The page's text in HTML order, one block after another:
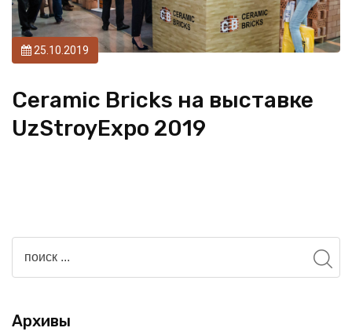
25.10.2019
Ceramic Bricks на выставке
UzStroyExpo 2019
Архивы